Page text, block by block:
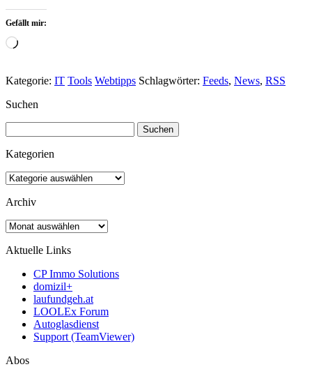
Gefällt mir:
Wird
Kategorie: IT Tools Webtipps Schlagwörter: Feeds, News, RSS
Suchen
nach:
Kategorien
Kategorien
Archiv
Archiv
Aktuelle Links
CP Immo Solutions
domizil+
laufundgeh.at
LOOLEx Forum
Autoglasdienst
Support (TeamViewer)
Abos